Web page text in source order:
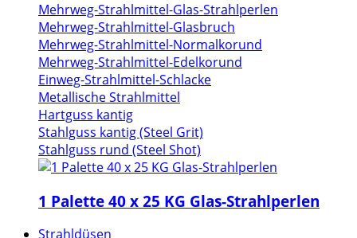
Mehrweg-Strahlmittel-Glas-Strahlperlen
Mehrweg-Strahlmittel-Glasbruch
Mehrweg-Strahlmittel-Normalkorund
Mehrweg-Strahlmittel-Edelkorund
Einweg-Strahlmittel-Schlacke
Metallische Strahlmittel
Hartguss kantig
Stahlguss kantig (Steel Grit)
Stahlguss rund (Steel Shot)
1 Palette 40 x 25 KG Glas-Strahlperlen
Strahldüsen